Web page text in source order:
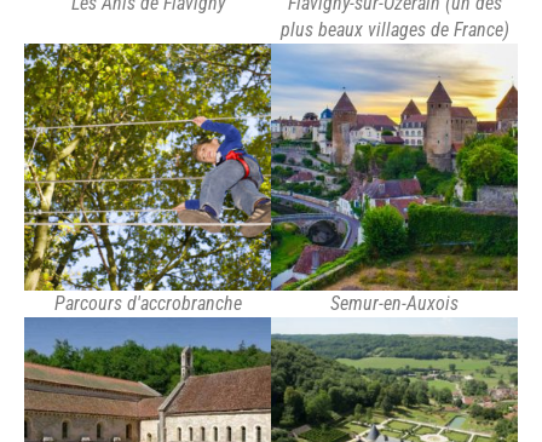
plus beaux villages de France)
Parcours d'accrobranche Semur-en-Auxois